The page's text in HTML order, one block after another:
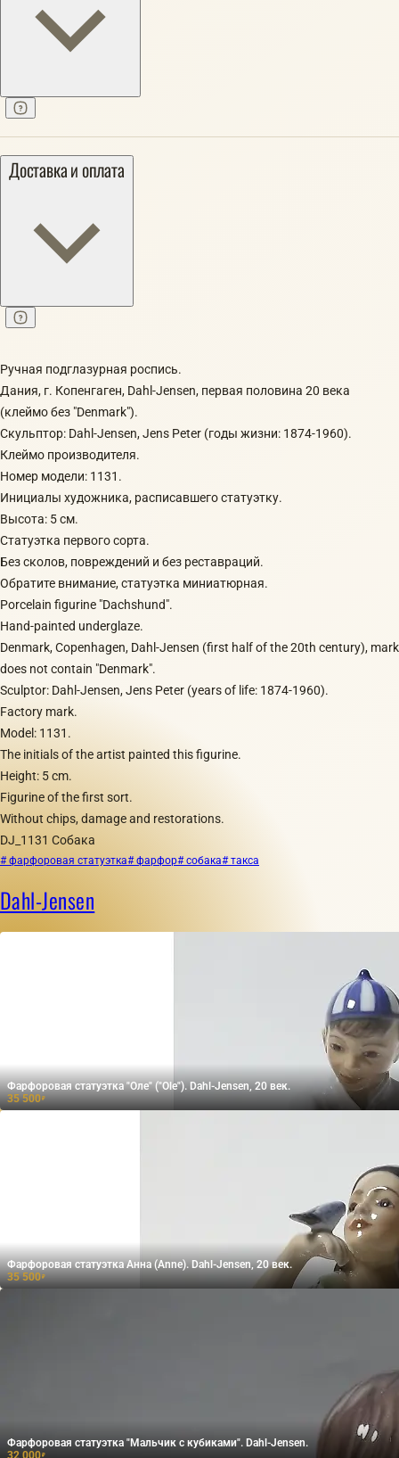
Доставка и оплата
Ручная подглазурная роспись.
Дания, г. Копенгаген, Dahl-Jensen, первая половина 20 века
(клеймо без "Denmark").
Скульптор: Dahl-Jensen, Jens Peter (годы жизни: 1874-1960).
Клеймо производителя.
Номер модели: 1131.
Инициалы художника, расписавшего статуэтку.
Высота: 5 см.
Статуэтка первого сорта.
Без сколов, повреждений и без реставраций.
Обратите внимание, статуэтка миниатюрная.
Porcelain figurine "Dachshund".
Hand-painted underglaze.
Denmark, Copenhagen, Dahl-Jensen (first half of the 20th century), mark
does not contain "Denmark".
Sculptor: Dahl-Jensen, Jens Peter (years of life: 1874-1960).
Factory mark.
Model: 1131.
​The initials of the artist painted this figurine.
Height: 5 cm.
Figurine of the first sort.
Without chips, damage and restorations.
DJ_1131 Собака
# фарфоровая статуэтка# фарфор# собака# такса
Dahl-Jensen
Фарфоровая статуэтка "Оле" ("Ole"). Dahl-Jensen, 20 век.
35 500₽
Фарфоровая статуэтка Анна (Anne). Dahl-Jensen, 20 век.
35 500₽
Фарфоровая статуэтка "Мальчик с кубиками". Dahl-Jensen.
32 000₽